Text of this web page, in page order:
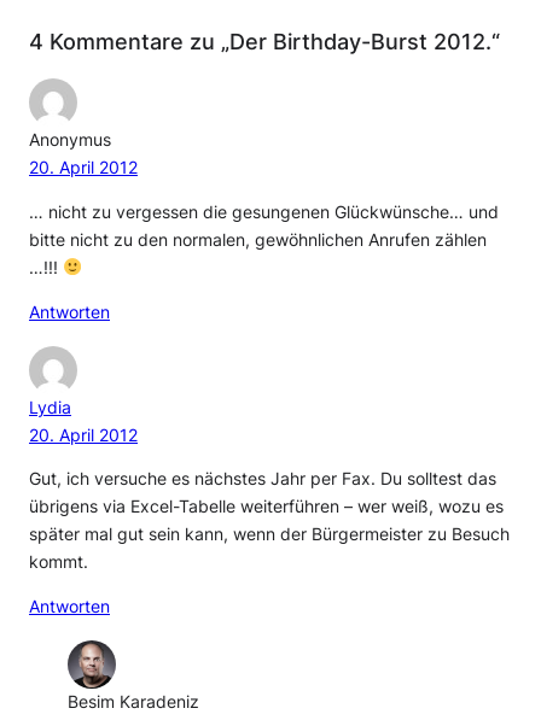
4 Kommentare zu „Der Birthday-Burst 2012.“
Anonymus
20. April 2012
… nicht zu vergessen die gesungenen Glückwünsche… und
bitte nicht zu den normalen, gewöhnlichen Anrufen zählen
…!!!
Antworten
Lydia
20. April 2012
Gut, ich versuche es nächstes Jahr per Fax. Du solltest das
übrigens via Excel-Tabelle weiterführen – wer weiß, wozu es
später mal gut sein kann, wenn der Bürgermeister zu Besuch
kommt.
Antworten
Besim Karadeniz